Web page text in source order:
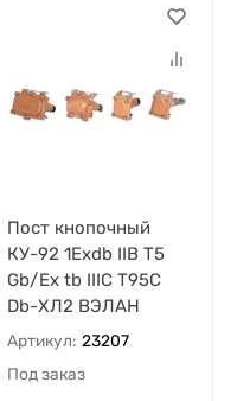
Пост кнопочный
КУ-92 1Exdb IIB T5
Gb/Ex tb IIIC T95C
Db-ХЛ2 ВЭЛАН
Артикул: 23207
Под заказ